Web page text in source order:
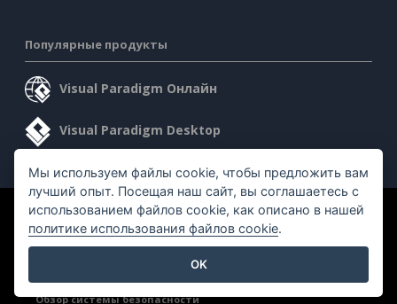
Популярные продукты
Visual Paradigm Онлайн
Visual Paradigm Desktop
©2026 by Visual Paradigm. Все права защищены.
Обзор системы безопасности
Мы используем файлы cookie, чтобы предложить вам
лучший опыт. Посещая наш сайт, вы соглашаетесь с
использованием файлов cookie, как описано в нашей
политике использования файлов cookie.
OK